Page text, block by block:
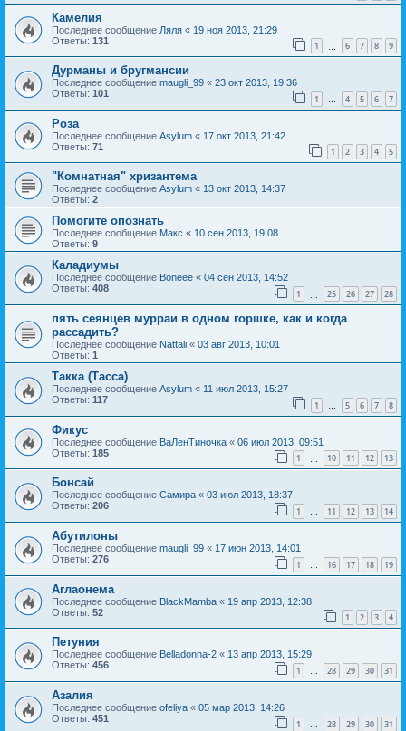
Камелия
Последнее сообщение Ляля « 19 ноя 2013, 21:29
Ответы: 131 1 6 7 8 9
Дурманы и бругмансии
Последнее сообщение maugli_99 « 23 окт 2013, 19:36
Ответы: 101 1 … 4 5 6 7
Роза
Последнее сообщение Asylum « 17 окт 2013, 21:42
Ответы: 71 1 2 3 4 5
"Комнатная" хризантема
Последнее сообщение Asylum « 13 окт 2013, 14:37
Ответы: 2
Помогите опознать
Последнее сообщение Макс « 10 сен 2013, 19:08
Ответы: 9
Каладиумы
Последнее сообщение Boneee « 04 сен 2013, 14:52
Ответы: 408 1 25 26 27 28
пять сеянцев мурраи в одном горшке, как и когда
рассадить?
Последнее сообщение Nattali « 03 авг 2013, 10:01
Ответы: 1
Такка (Тасса)
Последнее сообщение Asylum « 11 июл 2013, 15:27
Ответы: 117 1 … 5 6 7 8
Фикус
Последнее сообщение ВаЛенТиночка « 06 июл 2013, 09:51
Ответы: 185 1 10 11 12 13
Бонсай
Последнее сообщение Самира « 03 июл 2013, 18:37
Ответы: 206 1 … 11 12 13 14
Абутилоны
Последнее сообщение maugli_99 « 17 июн 2013, 14:01
Ответы: 276 1 … 16 17 18 19
Аглаонема
Последнее сообщение BlackMamba « 19 апр 2013, 12:38
Ответы: 52 1 2 3 4
Петуния
Последнее сообщение Belladonna-2 « 13 апр 2013, 15:29
Ответы: 456 1 … 28 29 30 31
Азалия
Последнее сообщение ofeliya « 05 мар 2013, 14:26
Ответы: 451 1 … 28 29 30 31